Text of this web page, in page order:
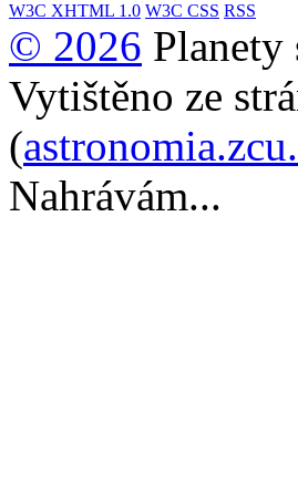
W3C XHTML 1.0 W3C CSS RSS
© 2026 Planety
Vytištěno ze
(
Nahrávám...